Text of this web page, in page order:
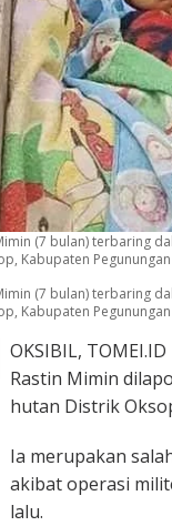
(7 bulan) terbaring
Kabupaten
(7 bulan) terbaring
Kabupaten
OKSIBIL,
Rastin Mimin
hutan Distrik
Ia merupakan
akibat operasi
lalu.